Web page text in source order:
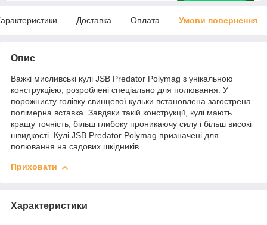
Доставка Оплата Умови повернення
Опис
Важкі мисливські кулі JSB Predator Polymag з унікальною
конструкцією, розроблені спеціально для полювання. У
порожнисту голівку свинцевої кульки встановлена загострена
полімерна вставка. Завдяки такій конструкції, кулі мають
кращу точність, більш глибоку проникаючу силу і більш високі
швидкості. Кулі JSB Predator Polymag призначені для
полювання на садових шкідників.
Приховати
Характеристики